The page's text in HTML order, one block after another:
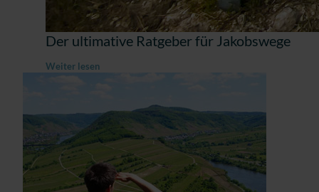
Der ultimative Ratgeber für Jakobswege
Weiter lesen